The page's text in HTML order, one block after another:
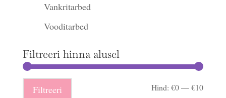
Vankritarbed
Vooditarbed
Filtreeri hinna alusel
Filtreeri Hind:€0—€10